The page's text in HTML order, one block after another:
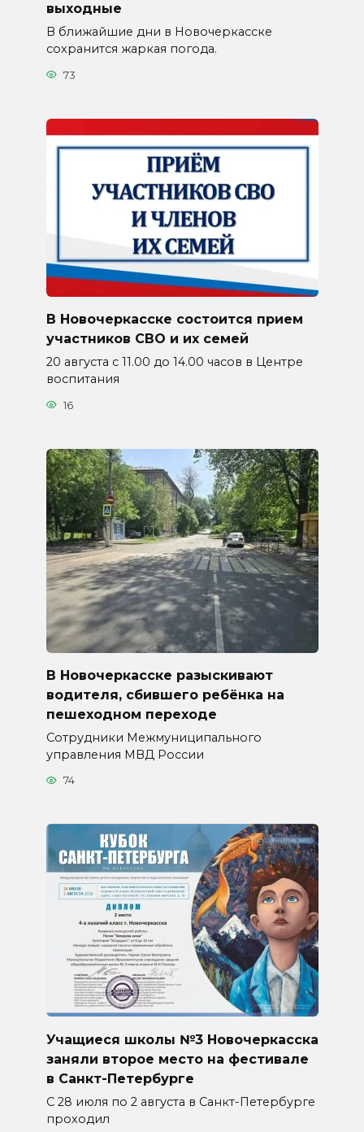
выходные
В ближайшие дни в Новочеркасске
сохранится жаркая погода.
73
В Новочеркасске состоится прием
участников СВО и их семей
20 августа с 11.00 до 14.00 часов в Центре
воспитания
16
В Новочеркасске разыскивают
водителя, сбившего ребёнка на
пешеходном переходе
Сотрудники Межмуниципального
управления МВД России
74
Учащиеся школы №3 Новочеркасска
заняли второе место на фестивале
в Санкт-Петербурге
С 28 июля по 2 августа в Санкт-Петербурге
проходил